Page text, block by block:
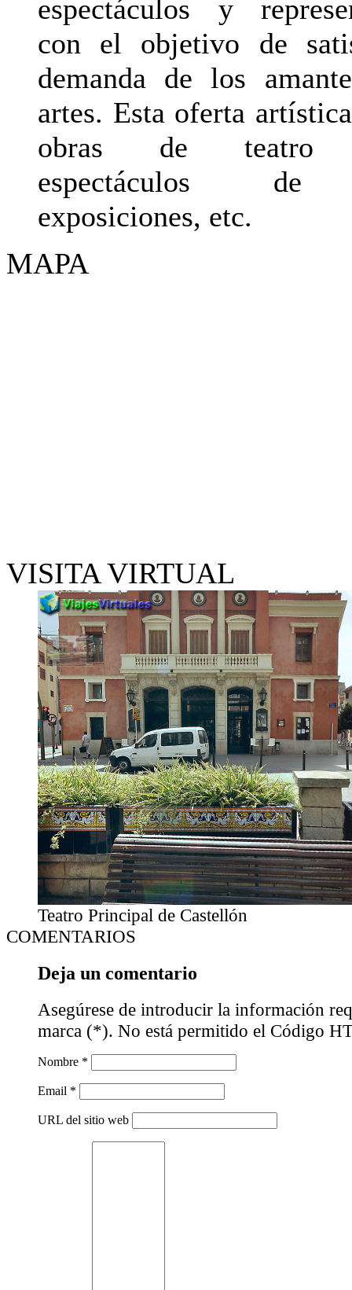
espectáculos y
con el objetivo de
demanda de los
artes. Esta oferta
obras de teatro
espectáculos de
exposiciones, etc.
MAPA
VISITA VIRTUAL
Teatro Principal de Castellón
COMENTARIOS
Deja un comentario
Asegúrese de introducir la información
marca (*). No está permitido el Código
Nombre *
Email *
URL del sitio web